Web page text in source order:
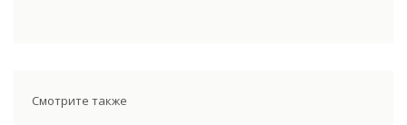
Смотрите также